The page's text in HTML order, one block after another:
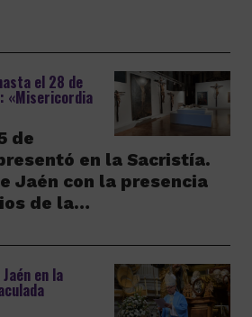
el 28 de
«Misericordia
de
en la Sacristía.
Jaén con la presencia
de la…
en la